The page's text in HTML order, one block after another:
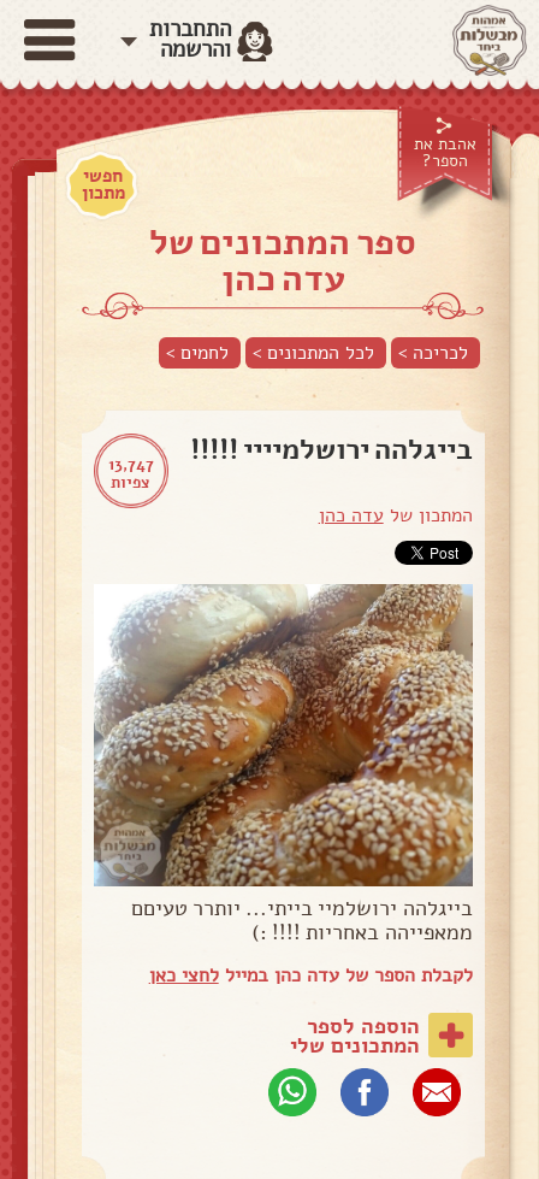
התחברות
והרשמה
אהבת את
הספר?
חפשי
מתכון
ספר המתכונים של
עדה כהן
לכריכה > לכל המתכונים > לחמים>
13,747
צפיות
בייגלהה ירושלמיייי !!!!!
המתכון שלעדה כהן
בייגלהה ירושלמיי בייתי... יותרר טעיםם
ממאפייהה באחריות !!!! :)
לקבלת הספר של עדה כהן במייללחצי כאן
הוספה לספר
המתכונים שלי